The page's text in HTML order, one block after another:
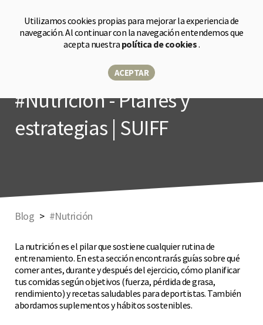
Utilizamos cookies propias para mejorar la experiencia de
navegación. Al continuar con la navegación entendemos que
acepta nuestra política de cookies.
ACEPTAR
Tienda
#Nutrición - Planes y
estrategias | SUIFF
Blog #Nutrición
La nutrición es el pilar que sostiene cualquier rutina de
entrenamiento. En esta sección encontrarás guías sobre qué
comer antes, durante y después del ejercicio, cómo planificar
tus comidas según objetivos (fuerza, pérdida de grasa,
rendimiento) y recetas saludables para deportistas. También
abordamos suplementos y hábitos sostenibles.